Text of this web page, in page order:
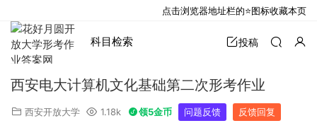
科目检索 投稿
西安电大计算机文化基础第二次形考作业
西安开放大学 1.18k 领5金币 问题反馈 反馈回复
点击浏览器地址栏的⭐图标收藏本页